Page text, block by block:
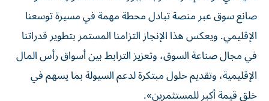
صانع سوق عبر منصة تبادل محطة مهمة في مسيرة توسعنا
الإقليمي. ويعكس هذا الإنجاز التزامنا المستمر بتطوير قدراتنا
في مجال صناعة السوق، وتعزيز الترابط بين أسواق رأس المال
الإقليمية، وتقديم حلول مبتكرة لدعم السيولة بما يسهم في
خلق قيمة أكبر للمستثمرين».